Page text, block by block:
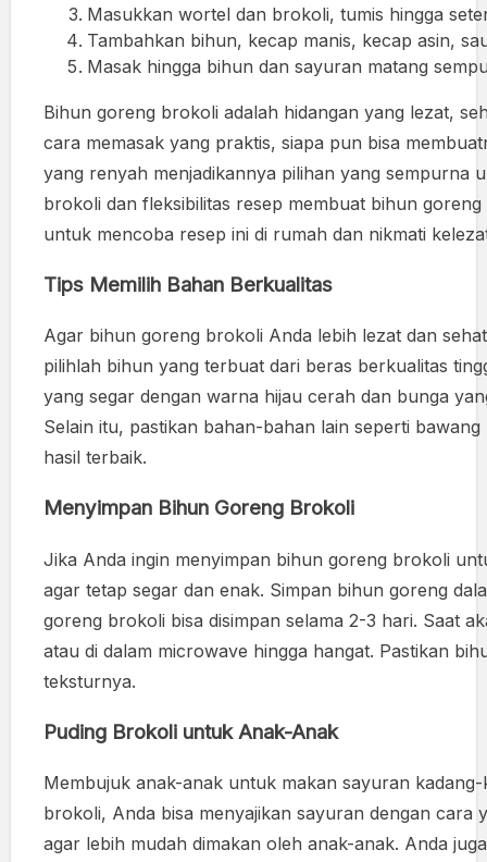
Masukkan wortel dan brokoli, tumis hingga
Tambahkan bihun, kecap manis, kecap asin,
Masak hingga bihun dan sayuran matang
Bihun goreng brokoli adalah hidangan yang lezat,
cara memasak yang praktis, siapa pun bisa
yang renyah menjadikannya pilihan yang sempurna
brokoli dan fleksibilitas resep membuat bihun
untuk mencoba resep ini di rumah dan nikmati
Tips Memilih Bahan Berkualitas
Agar bihun goreng brokoli Anda lebih lezat dan
pilihlah bihun yang terbuat dari beras berkualitas
yang segar dengan warna hijau cerah dan bunga
Selain itu, pastikan bahan-bahan lain seperti
hasil terbaik.
Menyimpan Bihun Goreng Brokoli
Jika Anda ingin menyimpan bihun goreng brokoli
agar tetap segar dan enak. Simpan bihun goreng
goreng brokoli bisa disimpan selama 2-3 hari. Saat
atau di dalam microwave hingga hangat. Pastikan
teksturnya.
Puding Brokoli untuk Anak-Anak
Membujuk anak-anak untuk makan sayuran
brokoli, Anda bisa menyajikan sayuran dengan
agar lebih mudah dimakan oleh anak-anak. Anda